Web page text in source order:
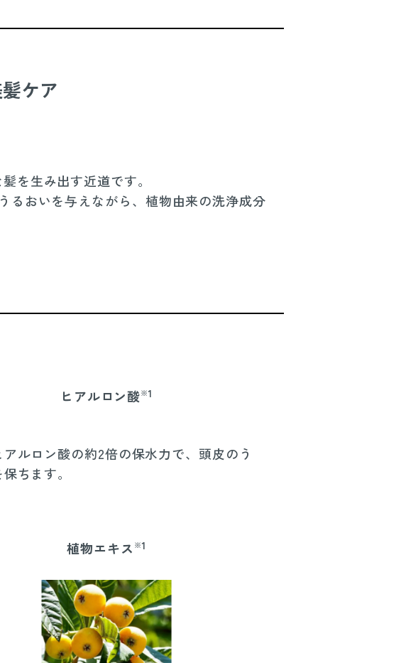
ケア
を生み出す近道です。
るおいを与えながら、植物由来の洗浄成分
ヒアルロン酸※1
ルロン酸の約2倍の保水力で、頭皮のう
ちます。
植物エキス ※1